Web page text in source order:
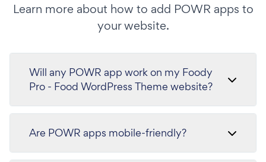
Learn more about how to add POWR apps to
your website.
Will any POWR app work on my Foody
Pro - Food WordPress Theme website?
Are POWR apps mobile-friendly?